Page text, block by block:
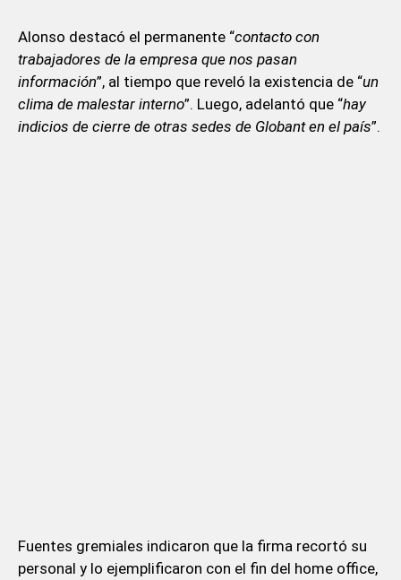
Alonso destacó el permanente “contacto con
trabajadores de la empresa que nos pasan
información”, al tiempo que reveló la existencia de “un
clima de malestar interno”. Luego, adelantó que “hay
indicios de cierre de otras sedes de Globant en el país”.
Fuentes gremiales indicaron que la firma recortó su
personal y lo ejemplificaron con el fin del home office,